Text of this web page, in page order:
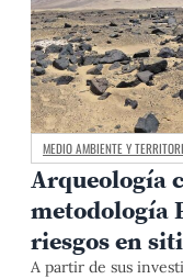
MEDIO AMBIENTE Y
Arqueología
metodología
riesgos en
A partir de sus